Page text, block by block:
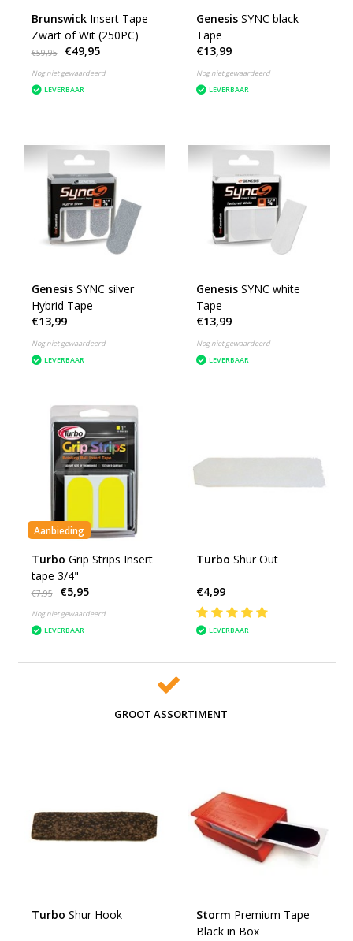
Brunswick Insert Tape
Zwart of Wit (250PC)
€59,95 €49,95
Nog niet gewaardeerd
LEVERBAAR
Genesis SYNC black
Tape
€13,99
Nog niet gewaardeerd
LEVERBAAR
Genesis SYNC silver
Hybrid Tape
€13,99
Nog niet gewaardeerd
LEVERBAAR
Genesis SYNC white
Tape
€13,99
Nog niet gewaardeerd
LEVERBAAR
Aanbieding
Turbo Grip Strips Insert
tape 3/4"
€7,95 €5,95
Nog niet gewaardeerd
LEVERBAAR
Turbo Shur Out
€4,99
LEVERBAAR
GROOT ASSORTIMENT
Turbo Shur Hook Storm Premium Tape
Black in Box